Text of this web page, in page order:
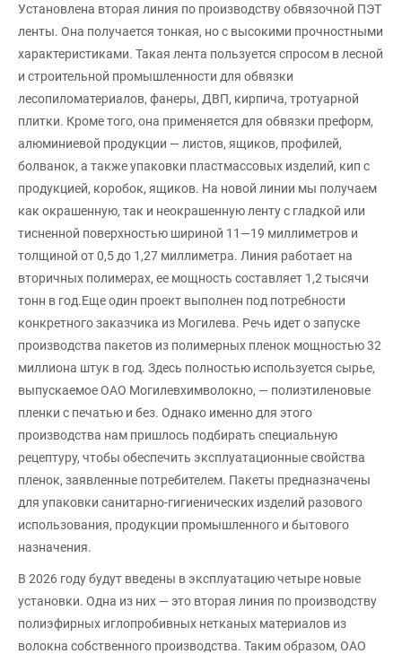
Установлена вторая линия по производству обвязочной ПЭТ
ленты. Она получается тонкая, но с высокими прочностными
характеристиками. Такая лента пользуется спросом в лесной
и строительной промышленности для обвязки
лесопиломатериалов, фанеры, ДВП, кирпича, тротуарной
плитки. Кроме того, она применяется для обвязки преформ,
алюминиевой продукции — листов, ящиков, профилей,
болванок, а также упаковки пластмассовых изделий, кип с
продукцией, коробок, ящиков. На новой линии мы получаем
как окрашенную, так и неокрашенную ленту с гладкой или
тисненной поверхностью шириной 11—19 миллиметров и
толщиной от 0,5 до 1,27 миллиметра. Линия работает на
вторичных полимерах, ее мощность составляет 1,2 тысячи
тонн в год.Еще один проект выполнен под потребности
конкретного заказчика из Могилева. Речь идет о запуске
производства пакетов из полимерных пленок мощностью 32
миллиона штук в год. Здесь полностью используется сырье,
выпускаемое ОАО Могилевхимволокно, — полиэтиленовые
пленки с печатью и без. Однако именно для этого
производства нам пришлось подбирать специальную
рецептуру, чтобы обеспечить эксплуатационные свойства
пленок, заявленные потребителем. Пакеты предназначены
для упаковки санитарно-гигиенических изделий разового
использования, продукции промышленного и бытового
назначения.
В 2026 году будут введены в эксплуатацию четыре новые
установки. Одна из них — это вторая линия по производству
полиэфирных иглопробивных нетканых материалов из
волокна собственного производства. Таким образом, ОАО